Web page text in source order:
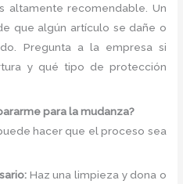
altamente recomendable. Un
que algún artículo se dañe o
Pregunta a la empresa si
y qué tipo de protección
para la mudanza?
hacer que el proceso sea
Haz una limpieza y dona o